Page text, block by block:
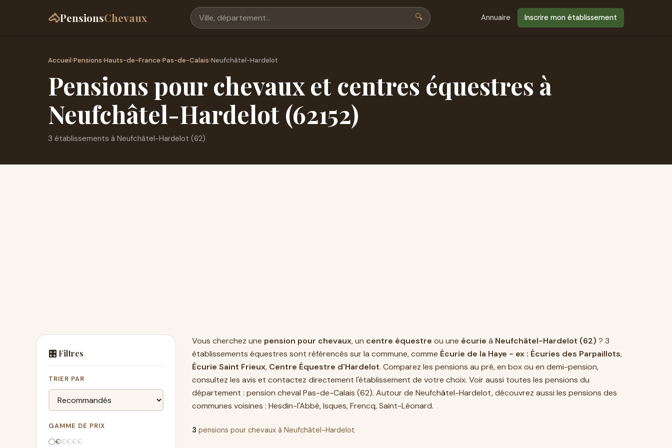
🐴PensionsChevaux 🔍 Annuaire Inscrire mon établissement
Accueil›Pensions›Hauts-de-France›Pas-de-Calais›Neufchâtel-Hardelot
Pensions pour chevaux et centres équestres à
Neufchâtel-Hardelot (62152)
3 établissements à Neufchâtel-Hardelot (62)
🎛️ Filtres
TRIER PAR
GAMME DE PRIX
€€€€€
Vous cherchez une pension pour chevaux, un centre équestre ou une écurie à Neufchâtel-Hardelot (62) ? 3
établissements équestres sont référencés sur la commune, comme Écurie de la Haye - ex : Écuries des Parpaillots,
Écurie Saint Frieux, Centre Équestre d'Hardelot. Comparez les pensions au pré, en box ou en demi-pension,
consultez les avis et contactez directement l'établissement de votre choix. Voir aussi toutes les pensions du
département : pension cheval Pas-de-Calais (62). Autour de Neufchâtel-Hardelot, découvrez aussi les pensions des
communes voisines : Hesdin-l'Abbé,Isques,Frencq,Saint-Léonard.
3 pensions pour chevaux à Neufchâtel-Hardelot